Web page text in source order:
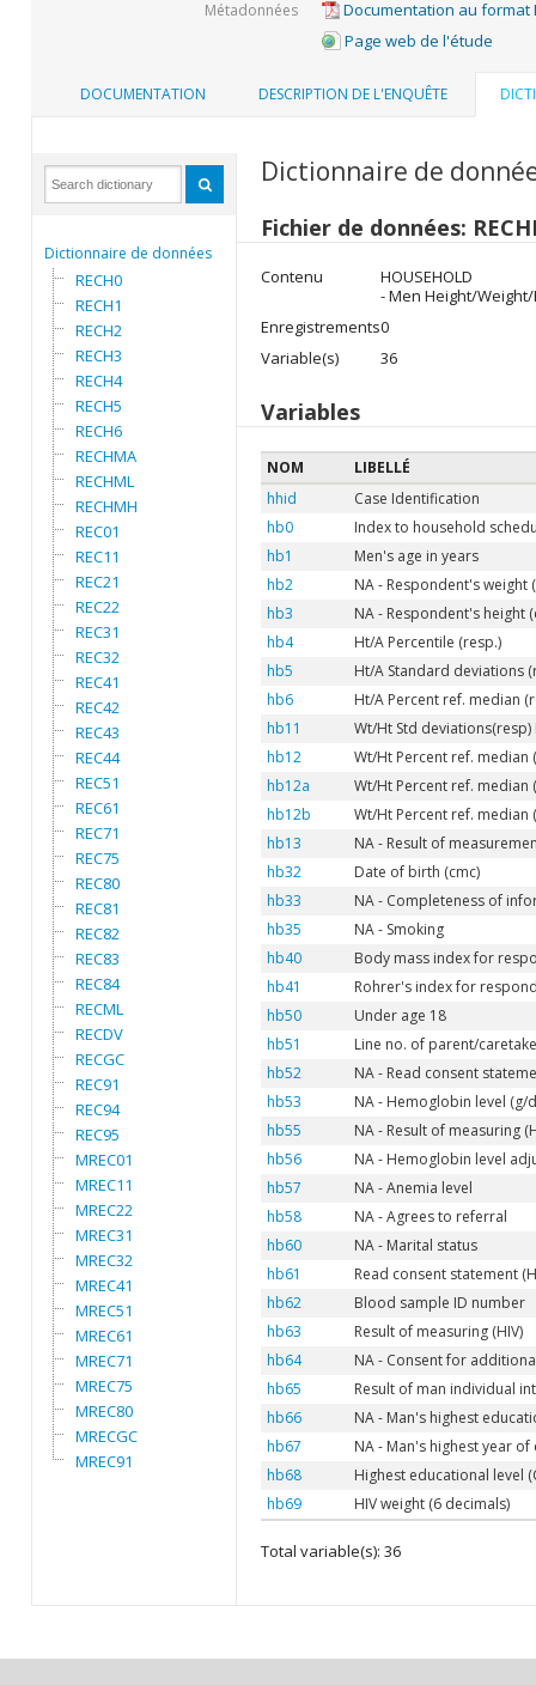
Métadonnées
Documentation au format
Page web de l'étude
DOCUMENTATION DESCRIPTION DE L'ENQUÊTE
Dictionnaire de données
RECH0
RECH1
RECH2
RECH3
RECH4
RECH5
RECH6
RECHMA
RECHML
RECHMH
REC01
REC11
REC21
REC22
REC31
REC32
REC41
REC42
REC43
REC44
REC51
REC61
REC71
REC75
REC80
REC81
REC82
REC83
REC84
RECML
RECDV
RECGC
REC91
REC94
REC95
MREC01
MREC11
MREC22
MREC31
MREC32
MREC41
MREC51
MREC61
MREC71
MREC75
MREC80
MRECGC
MREC91
Dictionnaire de
Fichier de données:
Contenu
HOUSEHOLD
- Men Height/
Enregistrements0
Variable(s)
36
Variables
NOM
LIBELLÉ
hhid
Case Identification
hb0
Index to household
hb1
Men's age in years
hb2
NA - Respondent's weight
hb3
NA - Respondent's height
hb4
Ht/A Percentile (resp.)
hb5
Ht/A Standard deviations
hb6
Ht/A Percent ref. median
hb11
Wt/Ht Std deviations(resp)
hb12
Wt/Ht Percent ref. median
hb12a
Wt/Ht Percent ref. median
hb12b
Wt/Ht Percent ref. median
hb13
NA - Result of
hb32
Date of birth (cmc)
hb33
NA - Completeness of
hb35
NA - Smoking
hb40
Body mass index for
hb41
Rohrer's index for
hb50
Under age 18
hb51
Line no. of parent/
hb52
NA - Read consent
hb53
NA - Hemoglobin level (g/
hb55
NA - Result of measuring
hb56
NA - Hemoglobin level
hb57
NA - Anemia level
hb58
NA - Agrees to referral
hb60
NA - Marital status
hb61
Read consent statement
hb62
Blood sample ID number
hb63
Result of measuring (HIV)
hb64
NA - Consent for
hb65
Result of man individual
hb66
NA - Man's highest
hb67
NA - Man's highest year
hb68
Highest educational level
hb69
HIV weight (6 decimals)
Total variable(s): 36